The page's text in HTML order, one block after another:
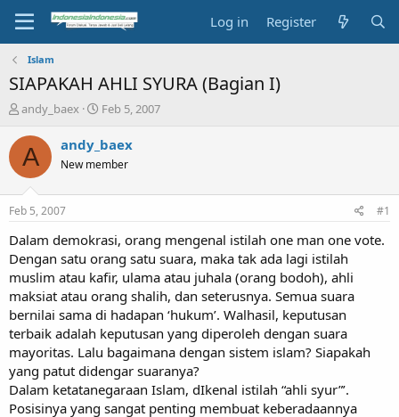
Log in Register
Islam
SIAPAKAH AHLI SYURA (Bagian I)
T
r
e
a
s
t
a
t
e
r
andy_baex
S
a
t
e
Feb 5, 2007
A andy_baex
New member
Feb 5, 2007 #1
Dalam demokrasi, orang mengenal istilah one man one vote.
Dengan satu orang satu suara, maka tak ada lagi istilah
muslim atau kafir, ulama atau juhala (orang bodoh), ahli
maksiat atau orang shalih, dan seterusnya. Semua suara
bernilai sama di hadapan ‘hukum’. Walhasil, keputusan
terbaik adalah keputusan yang diperoleh dengan suara
mayoritas. Lalu bagaimana dengan sistem islam? Siapakah
yang patut didengar suaranya?
Dalam ketatanegaraan Islam, dIkenal istilah “ahli syur”’.
Posisinya yang sangat penting membuat keberadaannya